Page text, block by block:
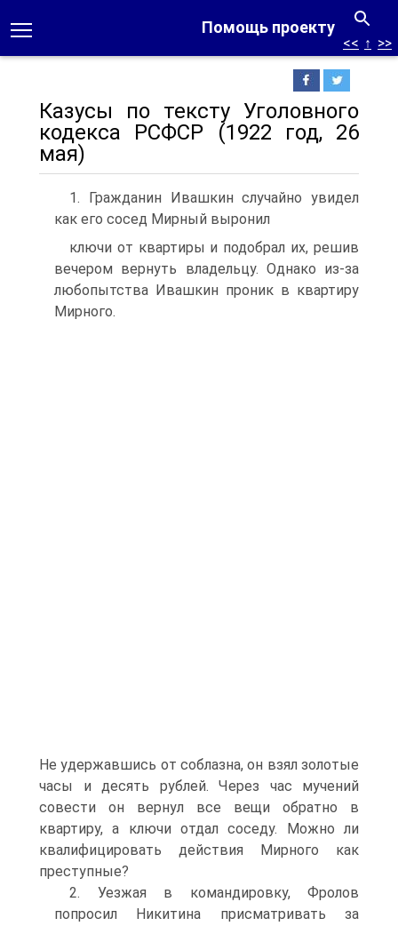
Помощь проекту
<< ↑ >>
Казусы по тексту Уголовного
кодекса РСФСР (1922 год, 26
мая)
1. Гражданин Ивашкин случайно увидел
как его сосед Мирный выронил
ключи от квартиры и подобрал их, решив
вечером вернуть владельцу. Однако из-за
любопытства Ивашкин проник в квартиру
Мирного.
Не удержавшись от соблазна, он взял золотые
часы и десять рублей. Через час мучений
совести он вернул все вещи обратно в
квартиру, а ключи отдал соседу. Можно ли
квалифицировать действия Мирного как
преступные?
2. Уезжая в командировку, Фролов
попросил Никитина присматривать за